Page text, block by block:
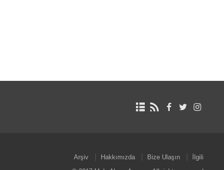
Arşiv Hakkımızda Bize Ulaşın
İlgili